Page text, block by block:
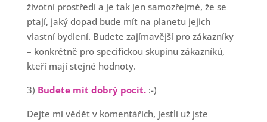
životní prostředí a je tak jen samozřejmé, že se
ptají, jaký dopad bude mít na planetu jejich
vlastní bydlení. Budete zajímavější pro zákazníky
– konkrétně pro specifickou skupinu zákazníků,
kteří mají stejné hodnoty.
3) Budete mít dobrý pocit.:-)
Dejte mi vědět v komentářích, jestli už jste